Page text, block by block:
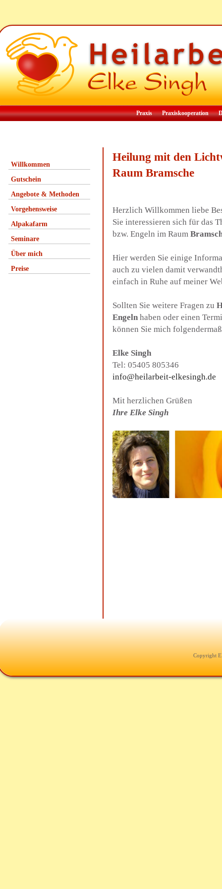
Praxis Praxiskooperation
Willkommen
Gutschein
Angebote & Methoden
Vorgehensweise
Alpakafarm
Seminare
Über mich
Preise
Heilung mit den
Raum Bramsche
Herzlich Willkommen liebe
Sie interessieren sich für das
bzw. Engeln im Raum
Hier werden Sie einige
auch zu vielen damit
einfach in Ruhe auf meiner
Sollten Sie weitere Fragen zu
Engeln haben oder einen
können Sie mich
Elke Singh
Tel: 05405 805346
info@heilarbeit-elkesingh.de
Mit herzlichen Grüßen
Ihre Elke Singh
Copyright